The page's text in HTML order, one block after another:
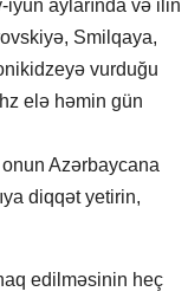
aylarında və ilin
Smilqaya,
vurduğu
elə həmin gün
Azərbaycana
diqqət yetirin,
edilməsinin heç